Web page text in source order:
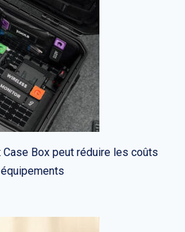
Box peut réduire les coûts